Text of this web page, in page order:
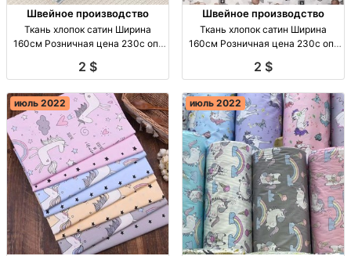
Швейное производство
Ткань хлопок сатин Ширина
160см Розничная цена 230с опт
2 $
Швейное производство
Ткань хлопок сатин Ширина
160см Розничная цена 230с опт
2 $
июль 2022 июль 2022